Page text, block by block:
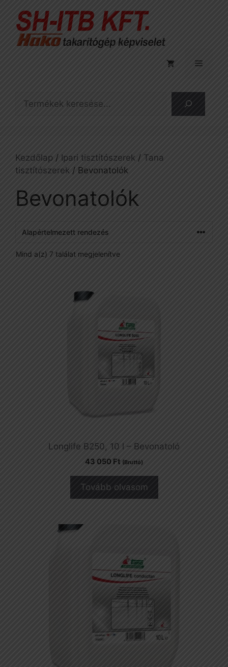
tartalomba
Menü
Kezdőlap / Ipari tisztítószerek / Tana
tisztítószerek / Bevonatolók
Bevonatolók
Mind a(z) 7 találat megjelenítve
Longlife B250, 10 l – Bevonatoló
43 050 Ft (Bruttó)
Tovább olvasom